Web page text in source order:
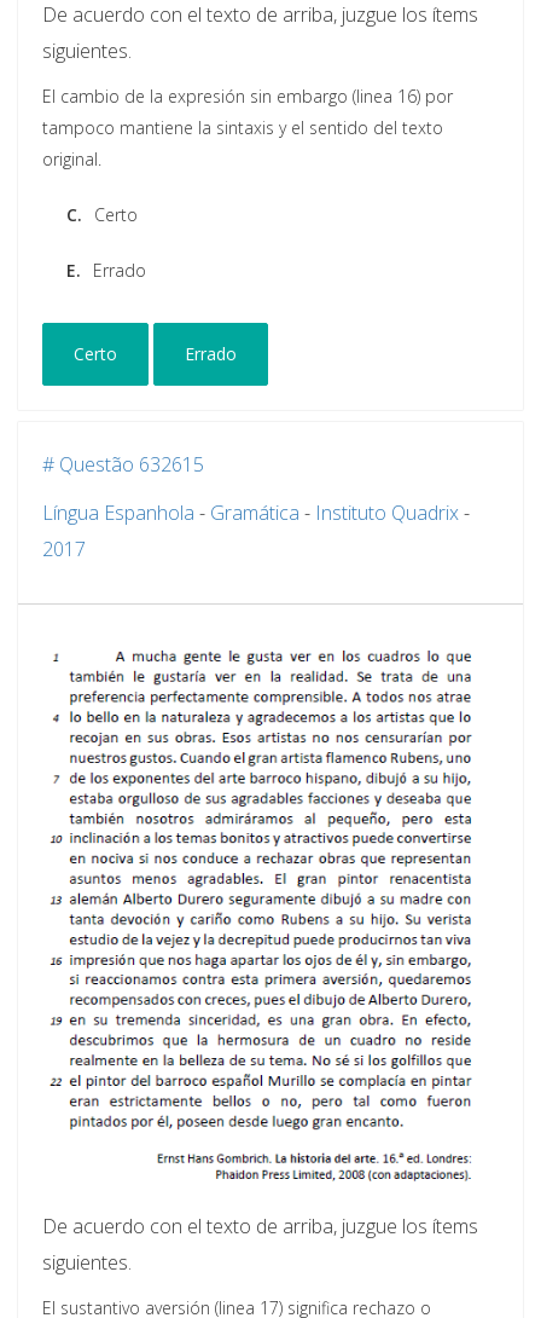
De acuerdo con el texto de arriba, juzgue los ítems
siguientes.
El cambio de la expresión sin embargo (linea 16) por
tampoco mantiene la sintaxis y el sentido del texto
original.
C. Certo
E. Errado
Certo Errado
# Questão 632615
Língua Espanhola - Gramática - Instituto Quadrix-
2017
De acuerdo con el texto de arriba, juzgue los ítems
siguientes.
El sustantivo aversión (linea 17) significa rechazo o